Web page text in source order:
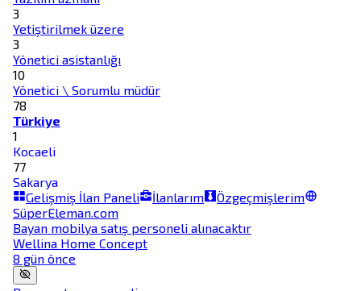
3
Yetiştirilmek üzere
3
Yönetici asistanlığı
10
Yönetici \ Sorumlu müdür
78
Türkiye
1
Kocaeli
77
Sakarya
Gelişmiş İlan Paneli
İlanlarım
Özgeçmişlerim
SüperEleman.com
Bayan mobilya satış personeli alınacaktır
Wellina Home Concept
8 gün önce